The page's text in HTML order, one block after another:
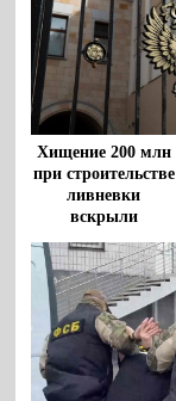
Хищение 200 млн
при строительстве
ливневки
вскрыли
воронежские
прокуроры